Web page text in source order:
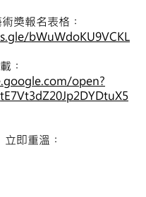
獎報名表格︰
bWuWdoKU9VCKL
︰
open?
​立即重溫︰